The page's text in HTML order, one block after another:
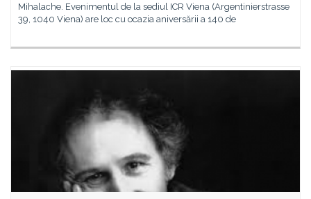
Mihalache. Evenimentul de la sediul ICR Viena (Argentinierstrasse
39, 1040 Viena) are loc cu ocazia aniversării a 140 de